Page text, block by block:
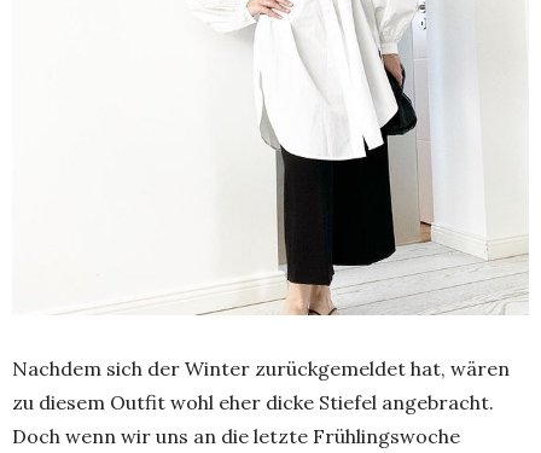
Nachdem sich der Winter zurückgemeldet hat, wären
zu diesem Outfit wohl eher dicke Stiefel angebracht.
Doch wenn wir uns an die letzte Frühlingswoche